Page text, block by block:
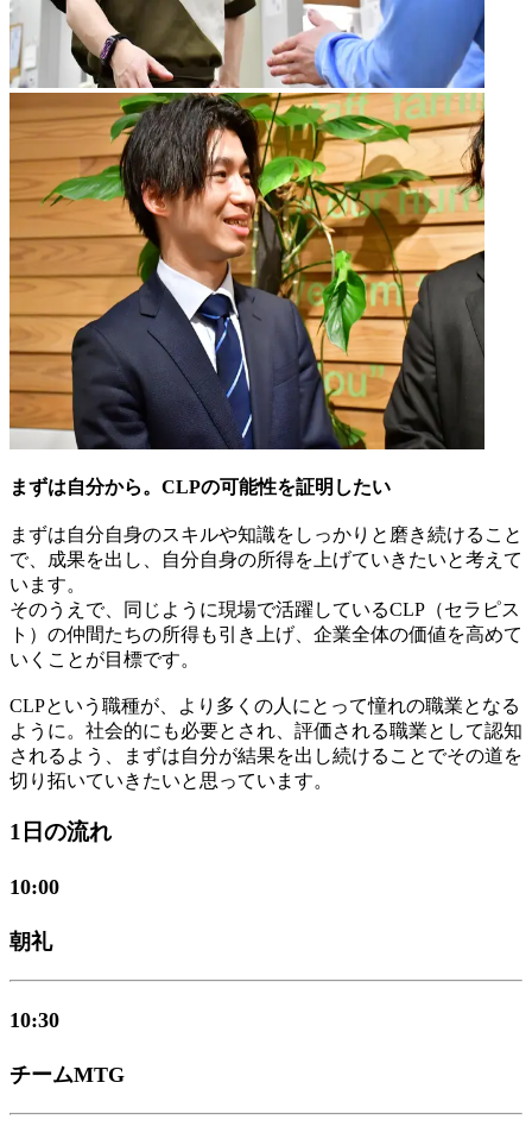
まずは自分から。CLPの可能性を証明したい
まずは自分自身のスキルや知識をしっかりと磨き続けること
で、成果を出し、自分自身の所得を上げていきたいと考えて
います。
そのうえで、同じように現場で活躍しているCLP（セラピス
ト）の仲間たちの所得も引き上げ、企業全体の価値を高めて
いくことが目標です。
CLPという職種が、より多くの人にとって憧れの職業となる
ように。社会的にも必要とされ、評価される職業として認知
されるよう、まずは自分が結果を出し続けることでその道を
切り拓いていきたいと思っています。
1日の流れ
10:00
朝礼
10:30
チームMTG